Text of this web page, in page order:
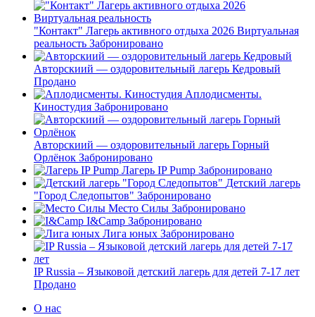
"Контакт" Лагерь активного отдыха 2026 Виртуальная
реальность Забронировано
Авторскиий — оздоровительный лагерь Кедровый
Продано
Аплодисменты.
Киностудия Забронировано
Авторскиий — оздоровительный лагерь Горный
Орлёнок Забронировано
Лагерь IP Pump Забронировано
Детский лагерь
"Город Следопытов" Забронировано
Место Силы Забронировано
I&Camp Забронировано
Лига юных Забронировано
IP Russia – Языковой детский лагерь для детей 7-17 лет
Продано
О нас